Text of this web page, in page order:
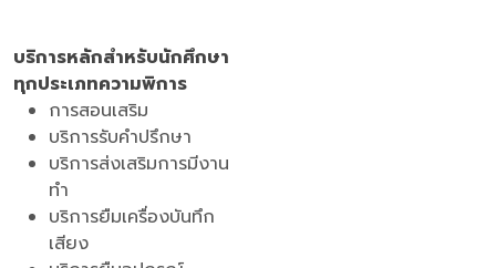
บริการหลักสำหรับนักศึกษา
ทุกประเภทความพิการ
การสอนเสริม
บริการรับคำปรึกษา
บริการส่งเสริมการมีงาน
ทำ
บริการยืมเครื่องบันทึก
เสียง